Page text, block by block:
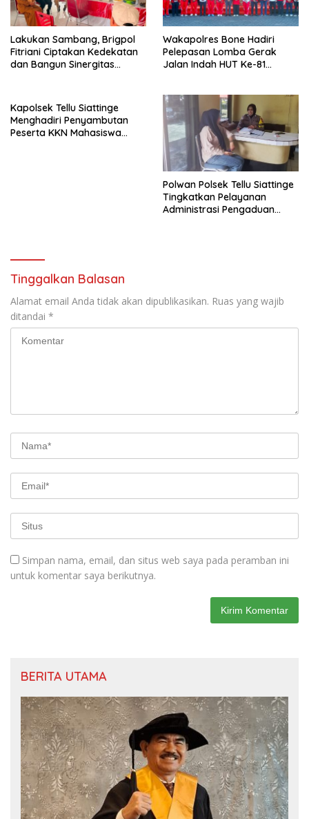
Lakukan Sambang, Brigpol
Fitriani Ciptakan Kedekatan
dan Bangun Sinergitas
Wakapolres Bone Hadiri
Pelepasan Lomba Gerak
Jalan Indah HUT Ke-81
Kapolsek Tellu Siattinge
Menghadiri Penyambutan
Peserta KKN Mahasiswa
Polwan Polsek Tellu Siattinge
Tingkatkan Pelayanan
Administrasi Pengaduan
Tinggalkan Balasan
Alamat email Anda tidak akan dipublikasikan. Ruas yang wajib
ditandai *
Simpan nama, email, dan situs web saya pada peramban ini
untuk komentar saya berikutnya.
BERITA UTAMA